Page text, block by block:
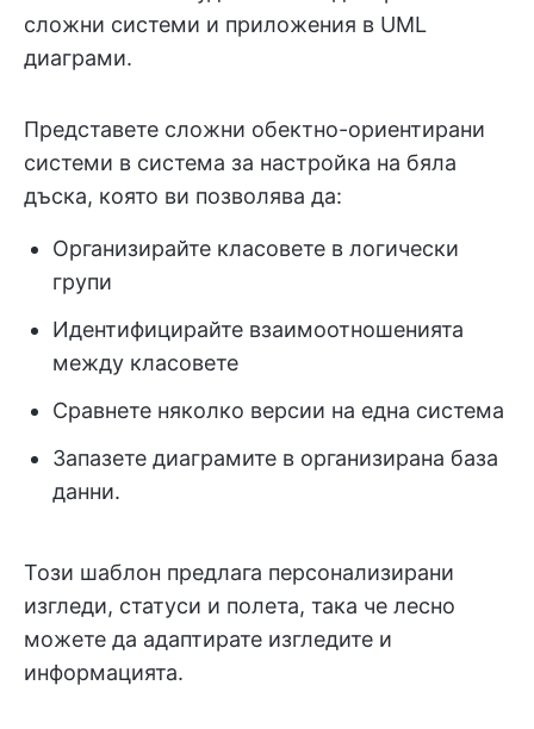
сложни системи и приложения в UML
диаграми.
Представете сложни обектно-ориентирани
системи в система за настройка на бяла
дъска, която ви позволява да:
Организирайте класовете в логически
групи
Идентифицирайте взаимоотношенията
между класовете
Сравнете няколко версии на една система
Запазете диаграмите в организирана база
данни.
Този шаблон предлага персонализирани
изгледи, статуси и полета, така че лесно
можете да адаптирате изгледите и
информацията.